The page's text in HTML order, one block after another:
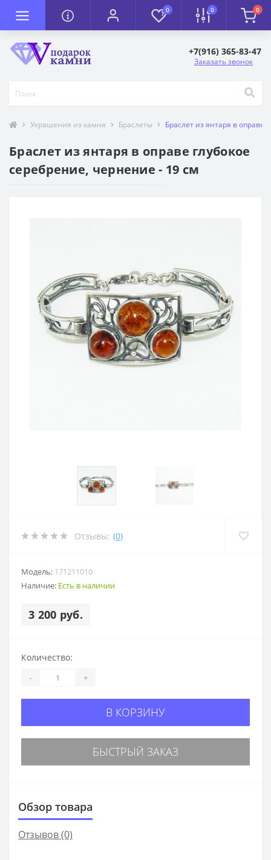
0 0 0
+7(916) 365-83-47
Заказать звонок
Украшения из камня Браслеты Браслет из янтаря в оправе
Браслет из янтаря в оправе глубокое
серебрение, чернение - 19 см
Отзывы: (0)
Модель: 171211010
Наличие: Есть в наличии
3 200 руб.
Количество:
- +
В КОРЗИНУ
БЫСТРЫЙ ЗАКАЗ
Обзор товара
Отзывов (0)